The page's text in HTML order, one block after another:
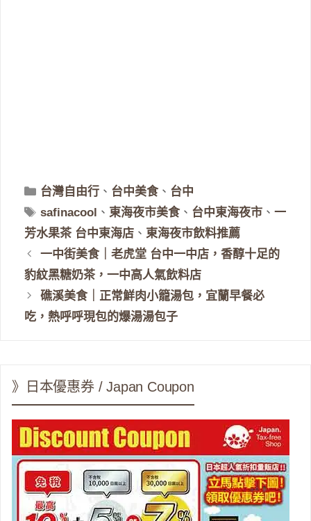
分
類
台灣自由行 、 台中美食、 台中
標
籤
safinacool 、東海夜市美食、 台中東海夜市 、一
芳水果茶 台中東海店 、 東海夜市飲料推薦
一中街美食｜老虎堂 台中一中店，香醇十足的
豹紋黑糖奶茶，一中高人氣飲料店
礁溪美食｜正常鮮肉小籠湯包，宜蘭早餐必
吃，熱呼呼現包的爆湯湯包子
》日本優惠券 / Japan Coupon